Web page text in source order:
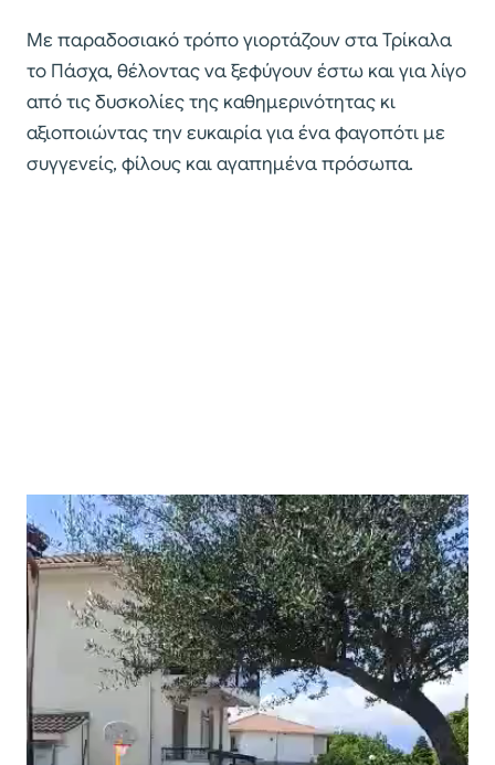
Με παραδοσιακό τρόπο γιορτάζουν στα Τρίκαλα
το Πάσχα, θέλοντας να ξεφύγουν έστω και για λίγο
από τις δυσκολίες της καθημερινότητας κι
αξιοποιώντας την ευκαιρία για ένα φαγοπότι με
συγγενείς, φίλους και αγαπημένα πρόσωπα.